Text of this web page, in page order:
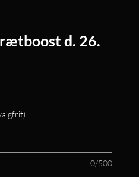
d. 26.
0/500